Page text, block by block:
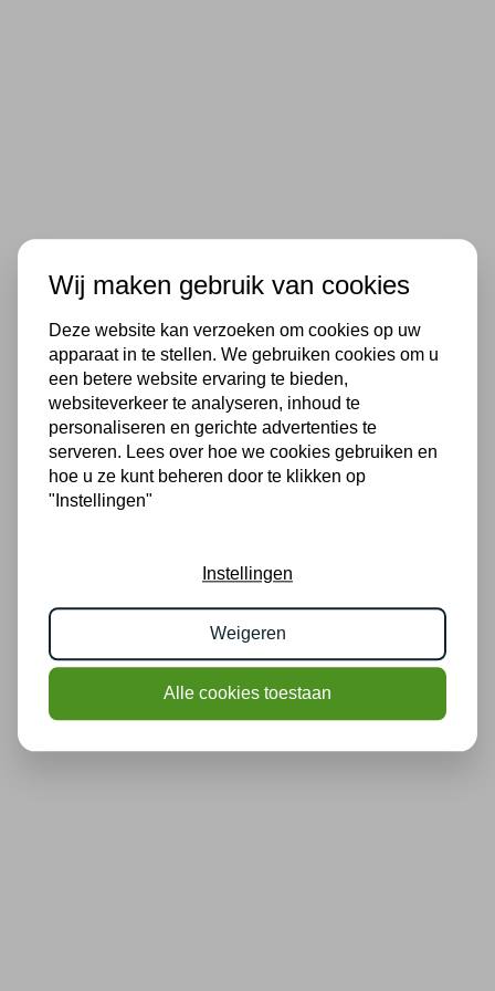
Wij maken gebruik van cookies
Deze website kan verzoeken om cookies op uw
apparaat in te stellen. We gebruiken cookies om u
een betere website ervaring te bieden,
websiteverkeer te analyseren, inhoud te
personaliseren en gerichte advertenties te
serveren. Lees over hoe we cookies gebruiken en
hoe u ze kunt beheren door te klikken op
"Instellingen"
Instellingen
Weigeren
Alle cookies toestaan